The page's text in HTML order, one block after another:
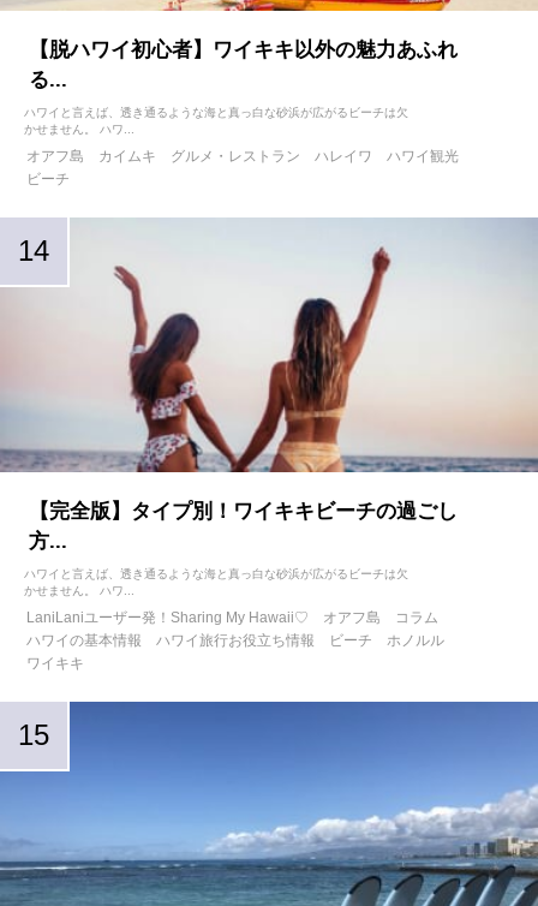
【脱ハワイ初心者】ワイキキ以外の魅力あふれ
る...
ハワイと言えば、透き通るような海と真っ白な砂浜が広がるビーチは欠
かせません。 ハワ...
オアフ島 カイムキ グルメ・レストラン ハレイワ
ハワイ観光
ビーチ
【完全版】タイプ別！ワイキキビーチの過ごし
方...
ハワイと言えば、透き通るような海と真っ白な砂浜が広がるビーチは欠
かせません。 ハワ...
LaniLaniユーザー発！Sharing My Hawaii♡ オアフ島
コラム
ハワイの基本情報
ハワイ旅行お役立ち情報 ビーチ
ホノルル
ワイキキ